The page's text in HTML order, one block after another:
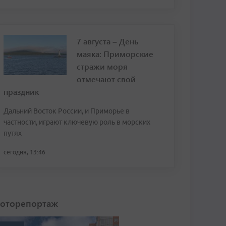
7 августа – День
маяка: Приморские
стражи моря
отмечают свой
праздник
Дальний Восток России, и Приморье в
частности, играют ключевую роль в морских
путях
сегодня, 13:46